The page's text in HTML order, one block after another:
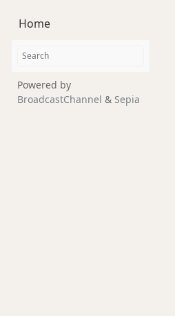
Home
Powered by
BroadcastChannel & Sepia